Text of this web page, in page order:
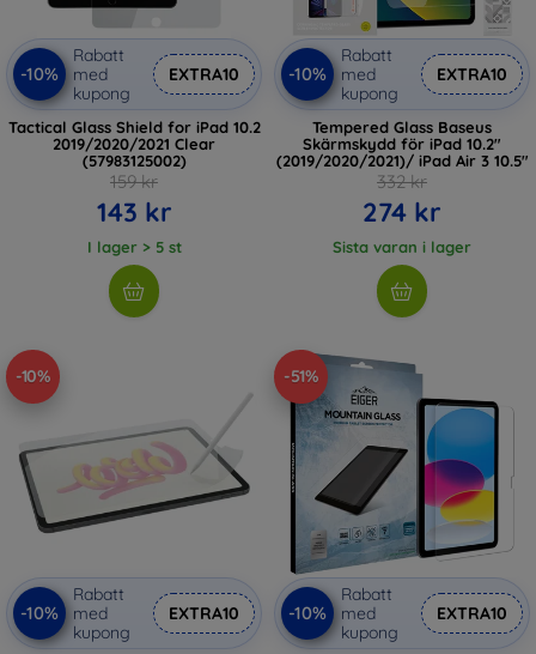
-10%
Rabatt
med
kupong
EXTRA10
Tactical Glass Shield for iPad 10.2
2019/2020/2021 Clear
(57983125002)
159 kr
143 kr
I lager > 5 st
-10%
Rabatt
med
kupong
EXTRA10
Tempered Glass Baseus
Skärmskydd för iPad 10.2"
(2019/2020/2021)/ iPad Air 3 10.5"
332 kr
274 kr
Sista varan i lager
-10%
-10%
Rabatt
med
kupong
EXTRA10
-51%
-10%
Rabatt
med
kupong
EXTRA10